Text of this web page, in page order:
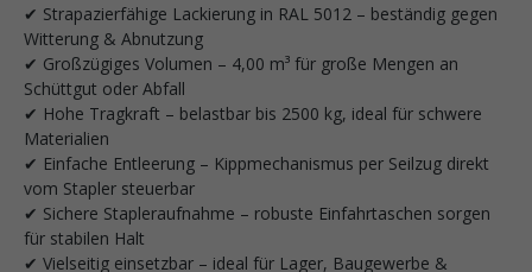
✔ Strapazierfähige Lackierung in RAL 5012 – beständig gegen
Witterung & Abnutzung
✔ Großzügiges Volumen – 4,00 m³ für große Mengen an
Schüttgut oder Abfall
✔ Hohe Tragkraft – belastbar bis 2500 kg, ideal für schwere
Materialien
✔ Einfache Entleerung – Kippmechanismus per Seilzug direkt
vom Stapler steuerbar
✔ Sichere Stapleraufnahme – robuste Einfahrtaschen sorgen
für stabilen Halt
✔ Vielseitig einsetzbar – ideal für Lager, Baugewerbe &